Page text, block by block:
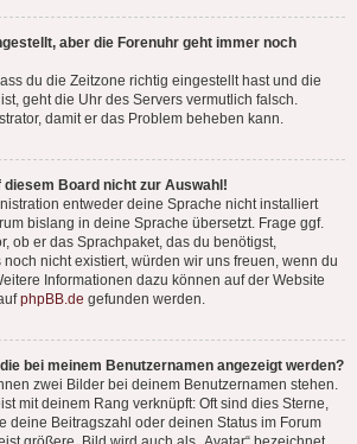
aber die Forenuhr geht immer noch
du die Zeitzone richtig eingestellt hast und die
geht die Uhr des Servers vermutlich falsch.
damit er das Problem beheben kann.
diesem Board nicht zur Auswahl!
entweder deine Sprache nicht installiert
bislang in deine Sprache übersetzt. Frage ggf.
ob er das Sprachpaket, das du benötigst,
nicht existiert, würden wir uns freuen, wenn du
Informationen dazu können auf der Website
phpBB.de gefunden werden.
bei meinem Benutzernamen angezeigt werden?
zwei Bilder bei deinem Benutzernamen stehen.
mit deinem Rang verknüpft: Oft sind dies Sterne,
deine Beitragszahl oder deinen Status im Forum